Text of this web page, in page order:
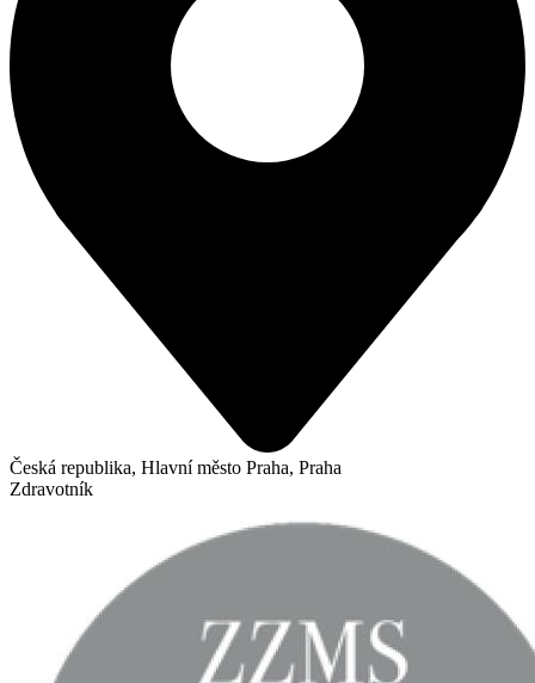
Česká republika, Hlavní město Praha, Praha
Zdravotník